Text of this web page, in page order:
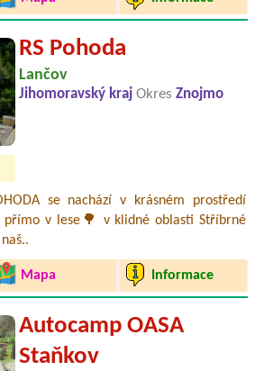
RS Pohoda
Lančov
Jihomoravský kraj Okres Znojmo
se nachází v krásném prostředí
přímo v lese🌳 v klidné oblasti Stříbrné
Mapa Informace
Autocamp OASA
Staňkov